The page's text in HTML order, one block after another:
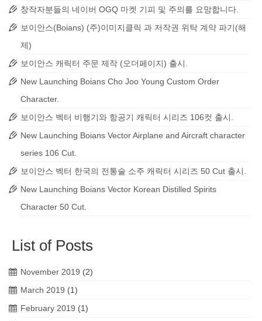
창작자분들의 네이버 OGQ 마켓 기피 및 주의를 요망합니다.
보이안스(Boians) (주)이미지클릭 과 저작권 위탁 계약 파기(해
제)
보이안스 캐릭터 주문 제작 (오더페이지) 출시.
New Launching Boians Cho Joo Young Custom Order
Character.
보이안스 벡터 비행기와 항공기 캐릭터 시리즈 106컷 출시.
New Launching Boians Vector Airplane and Aircraft character
series 106 Cut.
보이안스 벡터 한국의 전통술 소주 캐릭터 시리즈 50 Cut 출시.
New Launching Boians Vector Korean Distilled Spirits
Character 50 Cut.
List of Posts
November 2019 (2)
March 2019 (1)
February 2019 (1)